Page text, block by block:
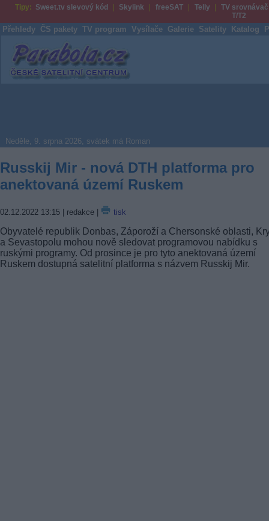
Tipy: Sweet.tv slevový kód Skylink freeSAT Telly
TV srovnávač
T/T2
Přehledy ČS pakety TV program Vysílače Galerie Satelity Katalog
Parabola.cz
Neděle, 9. srpna 2026, svátek má Roman
Russkij Mir - nová DTH platforma pro
anektovaná území Ruskem
02.12.2022 13:15 | redakce | tisk
Obyvatelé republik Donbas, Záporoží a Chersonské oblasti,
a Sevastopolu mohou nově sledovat programovou nabídku s
ruskými programy. Od prosince je pro tyto anektovaná území
Ruskem dostupná satelitní platforma s názvem Russkij Mir.